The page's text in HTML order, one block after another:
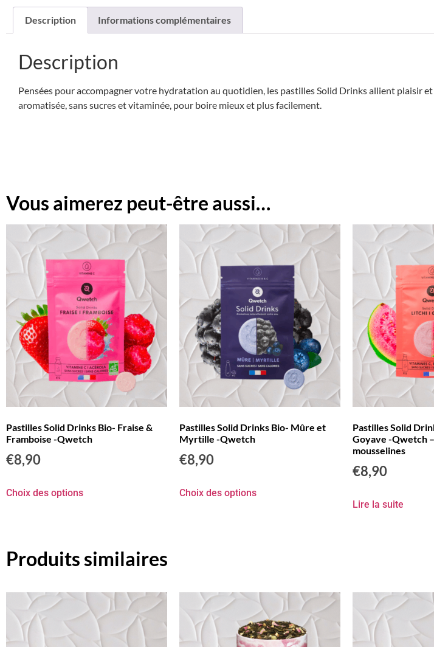
Description Informations complémentaires
Description
Pensées pour accompagner votre hydratation au quotidien, les pastilles Solid Drinks allient plaisir
aromatisée, sans sucres et vitaminée, pour boire mieux et plus facilement.
Vous aimerez peut-être aussi…
Pastilles Solid Drinks Bio- Fraise &
Framboise -Qwetch
€8,90
Choix des options
Pastilles Solid Drinks Bio- Mûre et
Myrtille -Qwetch
€8,90
Choix des options
Pastilles Solid
Goyave -Qwetch
mousselines
€8,90
Lire la suite
Produits similaires